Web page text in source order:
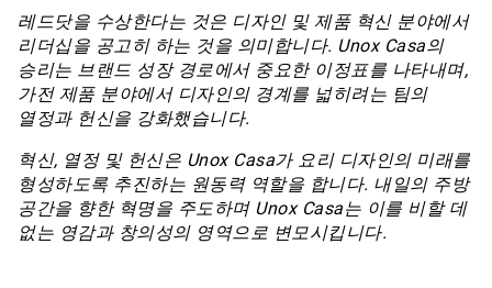
레드닷을 수상한다는 것은 디자인 및 제품 혁신 분야에서
리더십을 공고히 하는 것을 의미합니다. Unox Casa의
승리는 브랜드 성장 경로에서 중요한 이정표를 나타내며,
가전 제품 분야에서 디자인의 경계를 넓히려는 팀의
열정과 헌신을 강화했습니다.
혁신, 열정 및 헌신은 Unox Casa가 요리 디자인의 미래를
형성하도록 추진하는 원동력 역할을 합니다. 내일의 주방
공간을 향한 혁명을 주도하며 Unox Casa는 이를 비할 데
없는 영감과 창의성의 영역으로 변모시킵니다.